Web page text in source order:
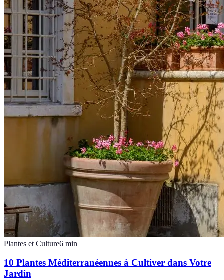
Plantes et Culture6 min
10 Plantes Méditerranéennes à Cultiver dans Votre
Jardin